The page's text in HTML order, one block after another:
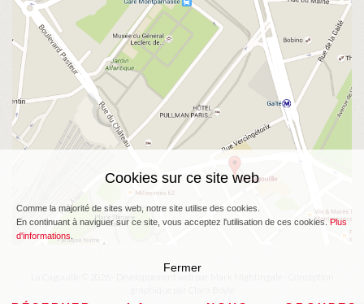
Cookies sur ce site web
Comme la majorité de sites web, notre site utilise des cookies.
En continuant à naviguer sur ce site, vous acceptez l'utilisation de ces cookies.Plus
d'informations.
Fermer